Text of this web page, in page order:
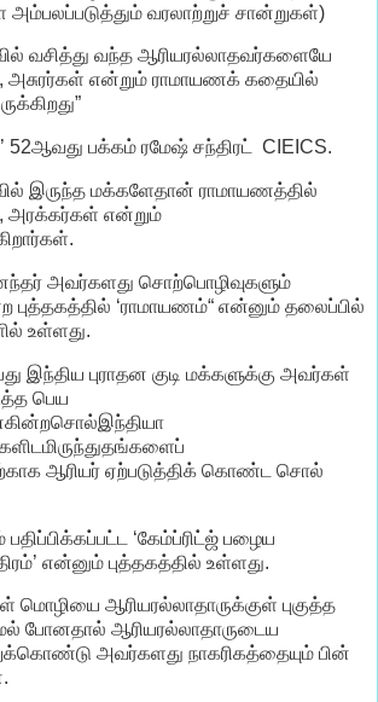
வரலாற்றுச் சான்றுகள்)
வசித்து வந்த ஆரியரல்லாதவர்களையே
அசுரர்கள் என்றும் ராமாயணக் கதையில்
52ஆவது பக்கம் ரமேஷ் சந்திரட் CIEICS.
இருந்த மக்களேதான் ராமாயணத்தில்
அரக்கர்கள் என்றும்
அவர்களது சொற்பொழிவுகளும்
புத்தகத்தில் ‘ராமாயணம்“ என்னும் தலைப்பில்
உள்ளது.
இந்திய புராதன குடி மக்களுக்கு அவர்கள்
பெய
ஆரியர் ஏற்படுத்திக் கொண்ட சொல்
‘கேம்ப்ரிட்ஜ் பழைய
என்னும் புத்தகத்தில் உள்ளது.
மொழியை ஆரியரல்லாதாருக்குள் புகுத்த
போனதால் ஆரியரல்லாதாருடைய
அவர்களது நாகரிகத்தையும் பின்